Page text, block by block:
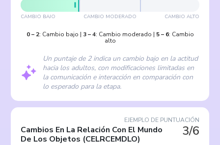
CAMBIO BAJO CAMBIO MODERADO CAMBIO ALTO
0– 2: Cambio bajo | 3–4: Cambio moderado | 5– 6: Cambio
alto
Un puntaje de 2 indica un cambio bajo en la actitud
hacia los adultos, con modificaciones limitadas en
la comunicación e interacción en comparación con
lo esperado para la etapa.
EJEMPLO DE PUNTUACIÓN
3/6
Cambios En La Relación Con El Mundo
De Los Objetos (CELRCEMDLO)